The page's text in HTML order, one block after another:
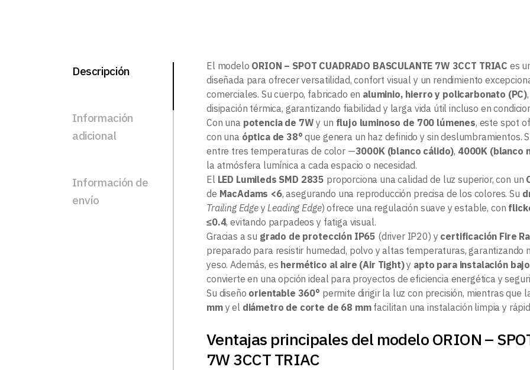
Descripción
Información
adicional
Información de
envío
El modelo ORION – SPOT CUADRADO BASCULANTE 7W 3CCT TRIAC es
diseñada para ofrecer versatilidad, confort visual y un rendimiento
comerciales. Su cuerpo, fabricado en aluminio, hierro y policarbonato (PC)
disipación térmica, garantizando fiabilidad y larga vida útil incluso en
Con una potencia de 7W y un flujo luminoso de 700 lúmenes, este spot
con una óptica de 38° que genera un haz definido y sin deslumbramientos.
entre tres temperaturas de color —3000K (blanco cálido), 4000K (blanco
la atmósfera lumínica a cada espacio o necesidad.
El LED Lumileds SMD 2835 proporciona una calidad de luz superior, con un
de MacAdams <6, asegurando una reproducción precisa de los colores. Su
Trailing Edgey Leading Edge) ofrece una regulación suave y estable, con
≤0.4, evitando parpadeos y fatiga visual.
Gracias a su grado de protección IP65 (driver IP20) y certificación Fire
preparado para resistir humedad, polvo y altas temperaturas, garantizando
yeso. Además, es hermético al aire (Air Tight)y apto para instalación
convierte en una opción ideal para proyectos de eficiencia energética y
Su diseño orientable 360° permite dirigir la luz con precisión, mientras que
mmy el diámetro de corte de 68 mmfacilitan una instalación limpia y
Ventajas principales del modelo ORION –
7W 3CCT TRIAC